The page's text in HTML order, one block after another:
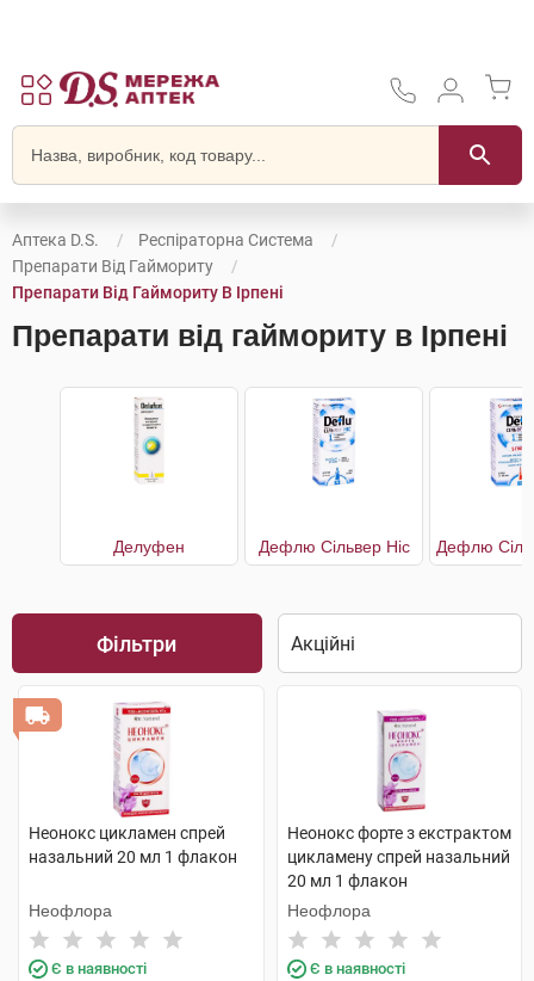
Аптека D.S.
Респіраторна Система
Препарати Від Гаймориту
Препарати Від Гаймориту В Ірпені
Препарати від гаймориту в Ірпені
Делуфен Дефлю Сільвер Ніс
Фільтри
Неонокс цикламен спрей
назальний 20 мл 1 флакон
Неофлора
Є в наявності
Неонокс форте з екстрактом
цикламену спрей назальний
20 мл 1 флакон
Неофлора
Є в наявності